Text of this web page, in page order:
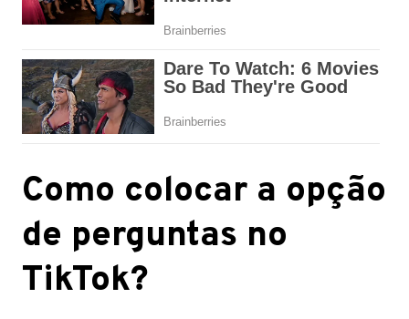
Como colocar a opção
de perguntas no
TikTok?